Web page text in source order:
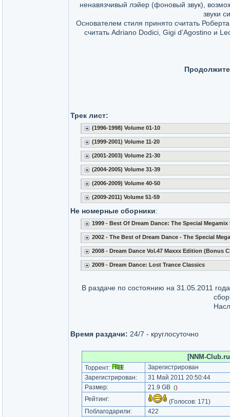
ненавязчивый лэйер (фоновый звук),
звуки
Основателем стиля принято считать
считать Adriano Dodici, Gigi d’Agostino и
Трек лист:
(1996-1998) Volume 01-10
(1999-2001) Volume 11-20
(2001-2003) Volume 21-30
(2004-2005) Volume 31-39
(2006-2009) Volume 40-50
(2009-2011) Volume 51-59
Не номерные сборники:
1999 - Best Of Dream Dance: The Special
2002 - The Best of Dream Dance - The Special
2008 - Dream Dance Vol.47 Maxxx Edition (Bonus
2009 - Dream Dance: Lost Trance Classics
В раздаче по состоянию на 31.05.2011
Время раздачи: 24/7 - круглосуточно
[NNM-
Торрент:
Зарегистрирован
Зарегистрирован:
31 Май 2011 20:50:44
Размер:
21.9 GB ()
Рейтинг: (Голосов: 171)
Поблагодарили:
422